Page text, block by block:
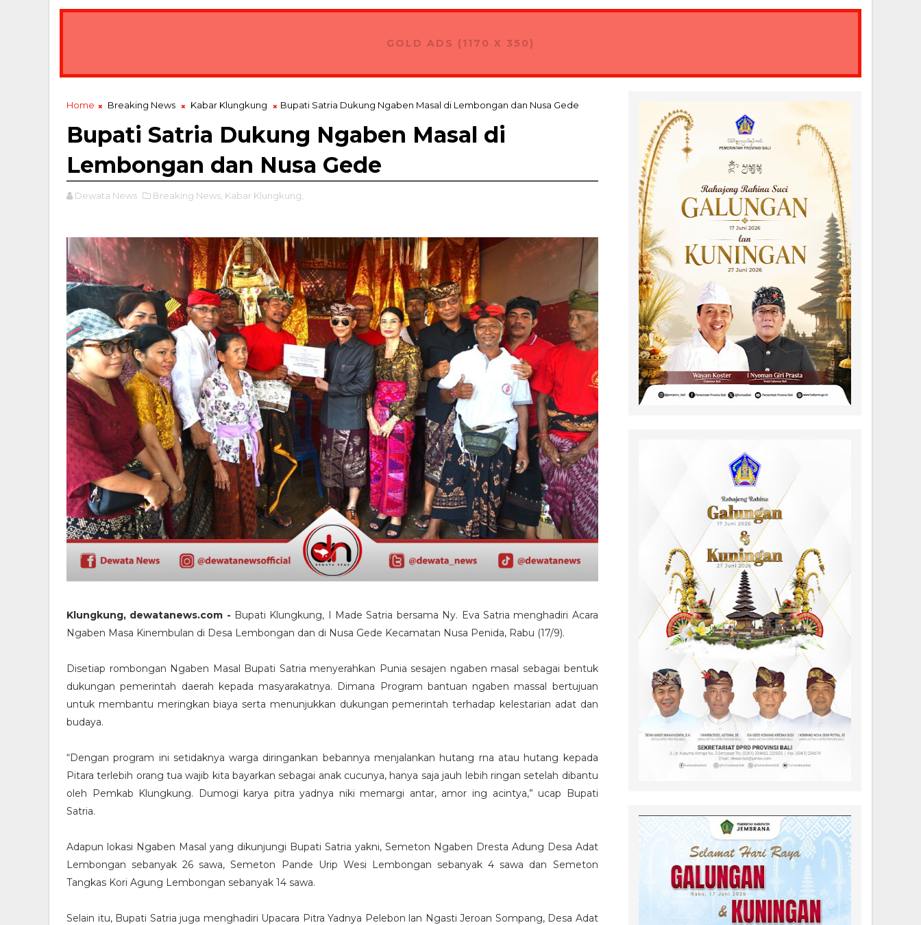
GOLD ADS (1170 X 350)
Home Breaking News Kabar Klungkung Bupati Satria Dukung Ngaben Masal di Lembongan dan Nusa Gede
Bupati Satria Dukung Ngaben Masal di
Lembongan dan Nusa Gede
Dewata News Breaking News, Kabar Klungkung,
Klungkung, dewatanews.com - Bupati Klungkung, I Made Satria bersama Ny. Eva Satria menghadiri Acara
Ngaben Masa Kinembulan di Desa Lembongan dan di Nusa Gede Kecamatan Nusa Penida, Rabu (17/9).
Disetiap rombongan Ngaben Masal Bupati Satria menyerahkan Punia sesajen ngaben masal sebagai bentuk
dukungan pemerintah daerah kepada masyarakatnya. Dimana Program bantuan ngaben massal bertujuan
untuk membantu meringkan biaya serta menunjukkan dukungan pemerintah terhadap kelestarian adat dan
budaya.
“Dengan program ini setidaknya warga diringankan bebannya menjalankan hutang rna atau hutang kepada
Pitara terlebih orang tua wajib kita bayarkan sebagai anak cucunya, hanya saja jauh lebih ringan setelah dibantu
oleh Pemkab Klungkung. Dumogi karya pitra yadnya niki memargi antar, amor ing acintya,” ucap Bupati
Satria.
Adapun lokasi Ngaben Masal yang dikunjungi Bupati Satria yakni, Semeton Ngaben Dresta Adung Desa Adat
Lembongan sebanyak 26 sawa, Semeton Pande Urip Wesi Lembongan sebanyak 4 sawa dan Semeton
Tangkas Kori Agung Lembongan sebanyak 14 sawa.
Selain itu, Bupati Satria juga menghadiri Upacara Pitra Yadnya Pelebon lan Ngasti Jeroan Sompang, Desa Adat